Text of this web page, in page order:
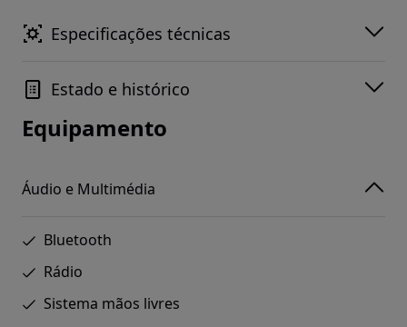
Especificações técnicas
Estado e histórico
Equipamento
Áudio e Multimédia
Bluetooth
Rádio
Sistema mãos livres